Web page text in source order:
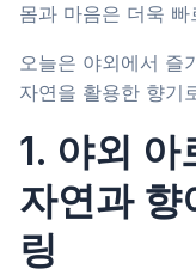
몸과 마음은 더욱
오늘은 야외에서 즐
자연을 활용한 향기
1. 야외
자연과 향
링